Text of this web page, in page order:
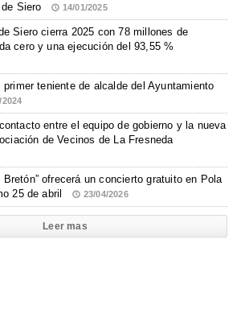
Siero
14/01/2025
Siero cierra 2025 con 78 millones de
cero y una ejecución del 93,55 %
teniente de alcalde del Ayuntamiento
2024
entre el equipo de gobierno y la nueva
de Vecinos de La Fresneda
Bretón” ofrecerá un concierto gratuito en Pola
25 de abril
23/04/2026
Leer mas